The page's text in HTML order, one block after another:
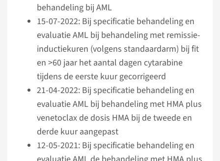
behandeling bij AML
15-07-2022: Bij specificatie behandeling en
evaluatie AML bij behandeling met remissie-
inductie­kuren (volgens standaardarm) bij fit
en >60 jaar het aantal dagen cytarabine
tijdens de eerste kuur gecorrigeerd
21-04-2022: Bij specificatie behandeling en
evaluatie AML bij behandeling met HMA plus
venetoclax de dosis HMA bij de tweede en
derde kuur aangepast
12-05-2021: Bij specificatie behandeling en